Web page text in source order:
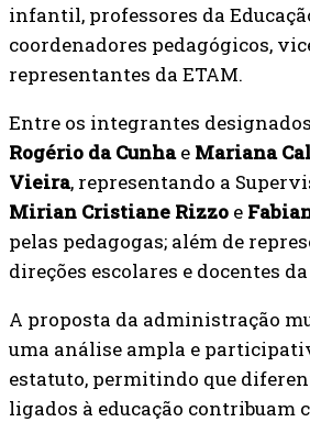
infantil, professores da
coordenadores pedagógicos,
representantes da ETAM.
Entre os integrantes
Rogério da Cunhae Mariana
Vieira, representando a
Mirian Cristiane Rizzo e
pelas pedagogas; além de
direções escolares e docentes
A proposta da administração
uma análise ampla e
estatuto, permitindo que
ligados à educação contribuam